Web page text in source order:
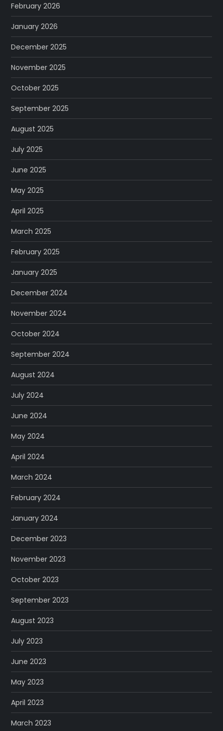
February 2026
January 2026
December 2025
November 2025
October 2025
September 2025
August 2025
July 2025
June 2025
May 2025
April 2025
March 2025
February 2025
January 2025
December 2024
November 2024
October 2024
September 2024
August 2024
July 2024
June 2024
May 2024
April 2024
March 2024
February 2024
January 2024
December 2023
November 2023
October 2023
September 2023
August 2023
July 2023
June 2023
May 2023
April 2023
March 2023